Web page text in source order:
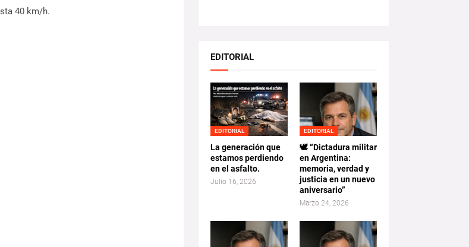
40 km/h.
EDITORIAL
EDITORIAL
La generación que
estamos perdiendo
en el asfalto.
Julio 16, 2026
EDITORIAL
🕊️ “Dictadura militar
en Argentina:
memoria, verdad y
justicia en un nuevo
aniversario”
Marzo 24, 2026